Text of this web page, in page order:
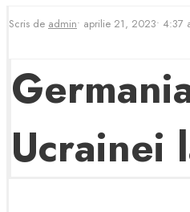
Scris de admin• aprilie 21, 2023• 4:37
Ucrainei